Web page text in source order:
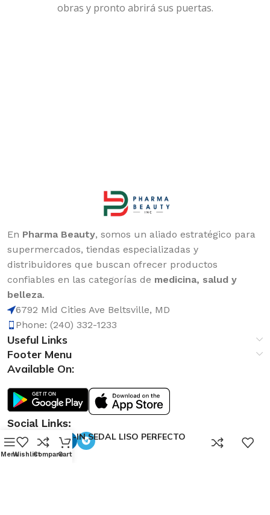
obras y pronto abrirá sus puertas.
En Pharma Beauty, somos un aliado estratégico para
supermercados, tiendas especializadas y
distribuidores que buscan ofrecer productos
confiables en las categorías de medicina, salud y
belleza.
6792 Mid Cities Ave Beltsville, MD
Phone: (240) 332-1233
Useful Links
Footer Menu
Available On:
Social Links:
LEAVE-IN SEDAL LISO PERFECTO
300ml
MenuWishlistCompare
0
Cart